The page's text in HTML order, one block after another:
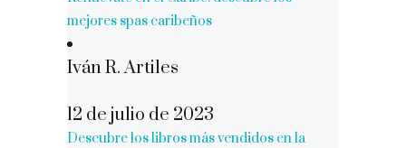
mejores spas caribeños
Iván R. Artiles
12 de julio de 2023
Descubre los libros más vendidos en la